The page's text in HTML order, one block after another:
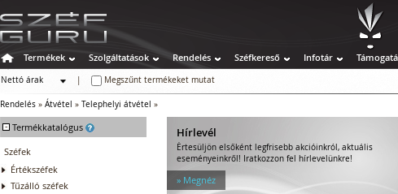
Termékek Szolgáltatások Rendelés Széfkereső Infotár
Nettó árak
Bruttó árak
Megszűnt termékeket mutat
Rendelés » Átvétel » Telephelyi átvétel »
- Termékkatalógus
Széfek
Értékszéfek
Tűzálló széfek
Hírlevél
Értesüljön elsőként legfrisebb akcióinkról, aktuális
eseményeinkről! Iratkozzon fel hírlevelünkre!
» Megnéz